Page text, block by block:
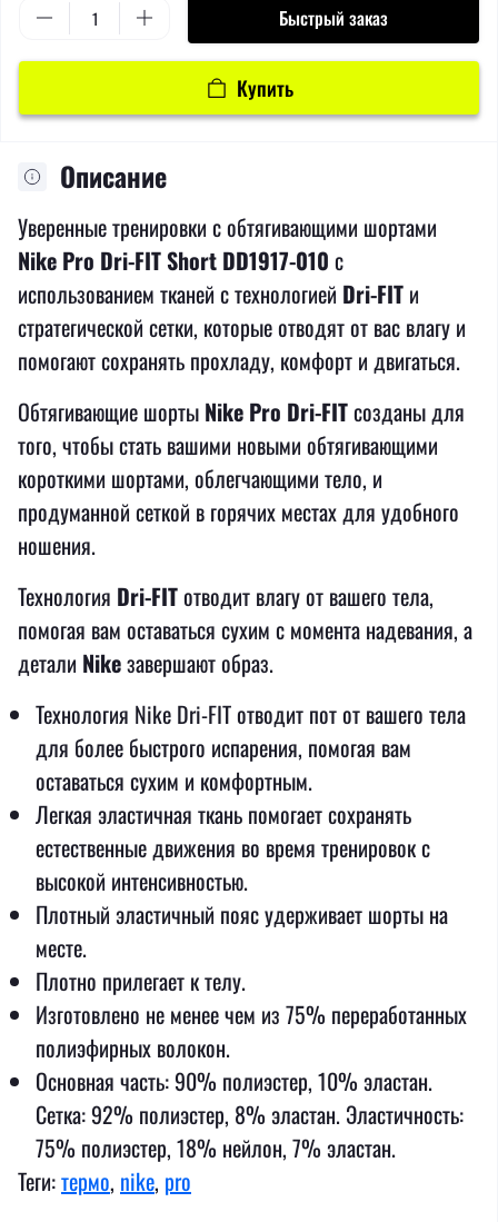
Быстрый заказ
Купить
Описание
Уверенные тренировки с обтягивающими шортами
Nike Pro Dri-FIT Short DD1917-010 с
использованием тканей с технологией Dri-FIT и
стратегической сетки, которые отводят от вас влагу и
помогают сохранять прохладу, комфорт и двигаться.
Обтягивающие шорты Nike Pro Dri-FITсозданы для
того, чтобы стать вашими новыми обтягивающими
короткими шортами, облегчающими тело, и
продуманной сеткой в ​​горячих местах для удобного
ношения.
Технология Dri-FITотводит влагу от вашего тела,
помогая вам оставаться сухим с момента надевания, а
детали Nikeзавершают образ.
Технология Nike Dri-FIT отводит пот от вашего тела
для более быстрого испарения, помогая вам
оставаться сухим и комфортным.
Легкая эластичная ткань помогает сохранять
естественные движения во время тренировок с
высокой интенсивностью.
Плотный эластичный пояс удерживает шорты на
месте.
Плотно прилегает к телу.
Изготовлено не менее чем из 75% переработанных
полиэфирных волокон.
Основная часть: 90% полиэстер, 10% эластан.
Сетка: 92% полиэстер, 8% эластан. Эластичность:
75% полиэстер, 18% нейлон, 7% эластан.
Теги:термо, nike, pro